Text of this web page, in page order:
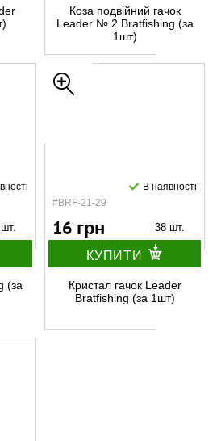
Коза подвійний гачок
Leader № 2 Bratfishing (за
1шт)
(за
#BRF-21-29
В наявності
16 грн 38 шт.
КУПИТИ
Кристал гачок Leader
Bratfishing (за 1шт)